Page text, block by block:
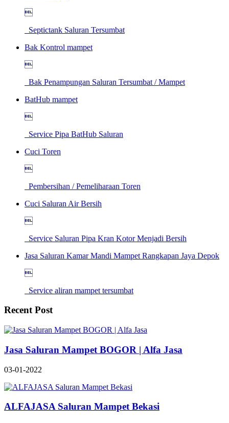

Septictank Saluran Tersumbat
Bak Kontrol mampet

Bak Penampungan Saluran Tersumbat / Mampet
BatHub mampet

Service Pipa BatHub Saluran
Cuci Toren

Pembersihan / Pemeliharaan Toren
Cuci Saluran Air Bersih

Service Saluran Pipa Kran Kotor Menjadi Bersih
Jasa Saluran Kamar Mandi Mampet Rangkapan Jaya Depok

Service aliran mampet tersumbat
Recent Post
Jasa Saluran Mampet BOGOR | Alfa Jasa
03-01-2022
ALFAJASA Saluran Mampet Bekasi